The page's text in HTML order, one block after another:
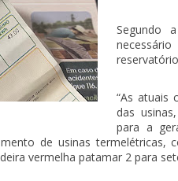
Segundo
“As atuais
das
para a
de usinas termelétricas,
vermelha patamar 2 para